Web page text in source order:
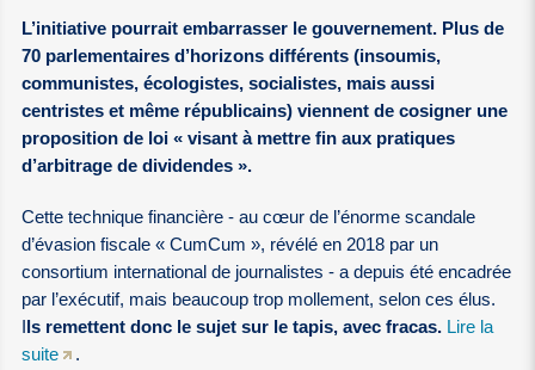
L’initiative pourrait embarrasser le gouvernement. Plus de
70 parlementaires d’horizons différents (insoumis,
communistes, écologistes, socialistes, mais aussi
centristes et même républicains) viennent de cosigner une
proposition de loi « visant à mettre fin aux pratiques
d’arbitrage de dividendes ».
Cette technique financière - au cœur de l’énorme scandale
d’évasion fiscale « CumCum », révélé en 2018 par un
consortium international de journalistes - a depuis été encadrée
par l’exécutif, mais beaucoup trop mollement, selon ces élus.
ls remettent donc le sujet sur le tapis, avec fracas. Lire la
suite
.